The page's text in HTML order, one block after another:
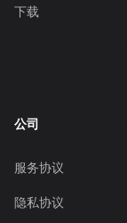
下载
公司
服务协议
隐私协议